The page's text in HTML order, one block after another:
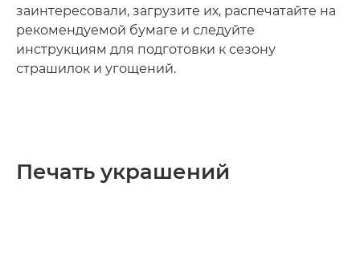
заинтересовали, загрузите их, распечатайте на
рекомендуемой бумаге и следуйте
инструкциям для подготовки к сезону
страшилок и угощений.
Печать украшений